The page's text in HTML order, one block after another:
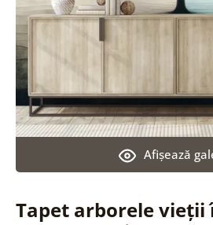
Tapet arborele
Afişează